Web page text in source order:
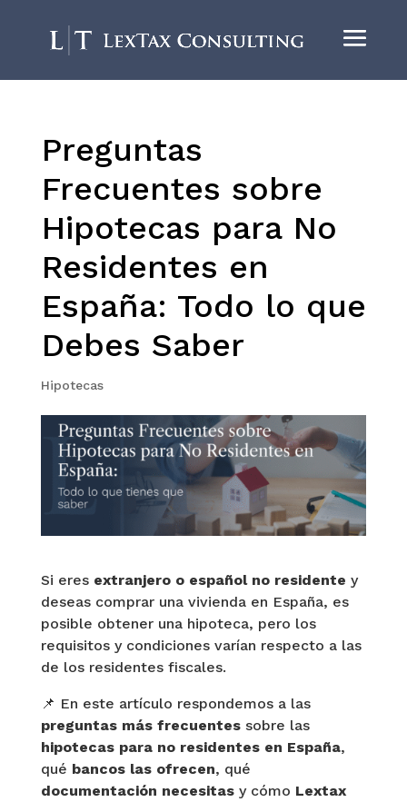
Preguntas
Frecuentes sobre
Hipotecas para No
Residentes en
España: Todo lo que
Debes Saber
Hipotecas
Si eres extranjero o español no residente y
deseas comprar una vivienda en España, es
posible obtener una hipoteca, pero los
requisitos y condiciones varían respecto a las
de los residentes fiscales.
📌 En este artículo respondemos a las
preguntas más frecuentessobre las
hipotecas para no residentes en España,
qué bancos las ofrecen, qué
documentación necesitasy cómo Lextax